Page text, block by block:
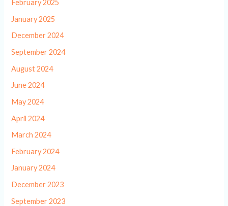
February 2025
January 2025
December 2024
September 2024
August 2024
June 2024
May 2024
April 2024
March 2024
February 2024
January 2024
December 2023
September 2023